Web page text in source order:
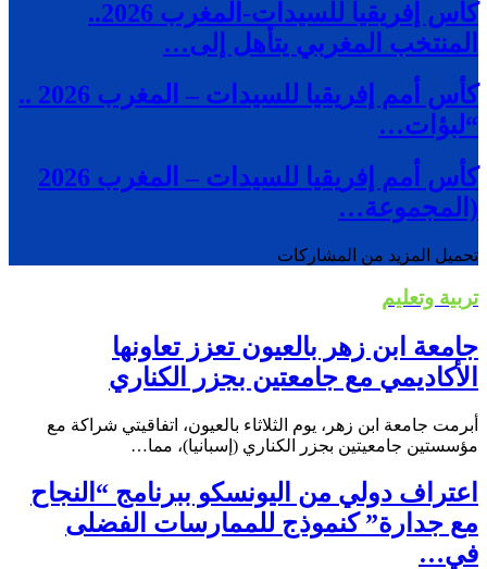
كأس إفريقيا للسيدات-المغرب 2026..
المنتخب المغربي يتأهل إلى…
كأس أمم إفريقيا للسيدات – المغرب 2026 ..
“لبؤات…
كأس أمم إفريقيا للسيدات – المغرب 2026
(المجموعة…
تحميل المزيد من المشاركات
تربية وتعليم
جامعة ابن زهر بالعيون تعزز تعاونها
الأكاديمي مع جامعتين بجزر الكناري
أبرمت جامعة ابن زهر، يوم الثلاثاء بالعيون، اتفاقيتي شراكة مع
مؤسستين جامعيتين بجزر الكناري (إسبانيا)، مما…
اعتراف دولي من اليونسكو ببرنامج “النجاح
مع جدارة” كنموذج للممارسات الفضلى
في…